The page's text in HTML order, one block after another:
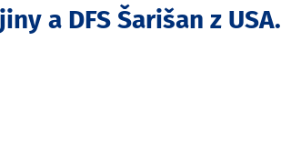
a DFS Šarišan z USA.